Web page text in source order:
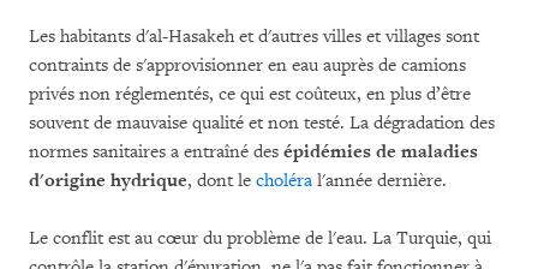
Les habitants d'al-Hasakeh et d'autres villes et villages sont
contraints de s'approvisionner en eau auprès de camions
privés non réglementés, ce qui est coûteux, en plus d’être
souvent de mauvaise qualité et non testé. La dégradation des
normes sanitaires a entraîné des épidémies de maladies
d'origine hydrique, dont le choléra l'année dernière.
Le conflit est au cœur du problème de l'eau. La Turquie, qui